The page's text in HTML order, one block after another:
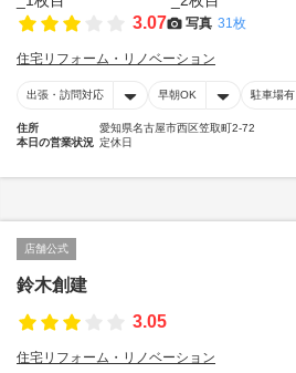
3.07 写真 31枚
住宅リフォーム・リノベーション
出張・訪問対応 早朝OK 駐車場有
住所
愛知県名古屋市西区笠取町2-72
本日の営業状況 定休日
店舗公式
鈴木創建
3.05
住宅リフォーム・リノベーション